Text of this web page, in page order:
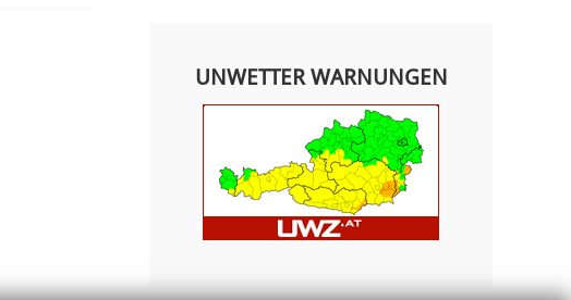
UNWETTER WARNUNGEN